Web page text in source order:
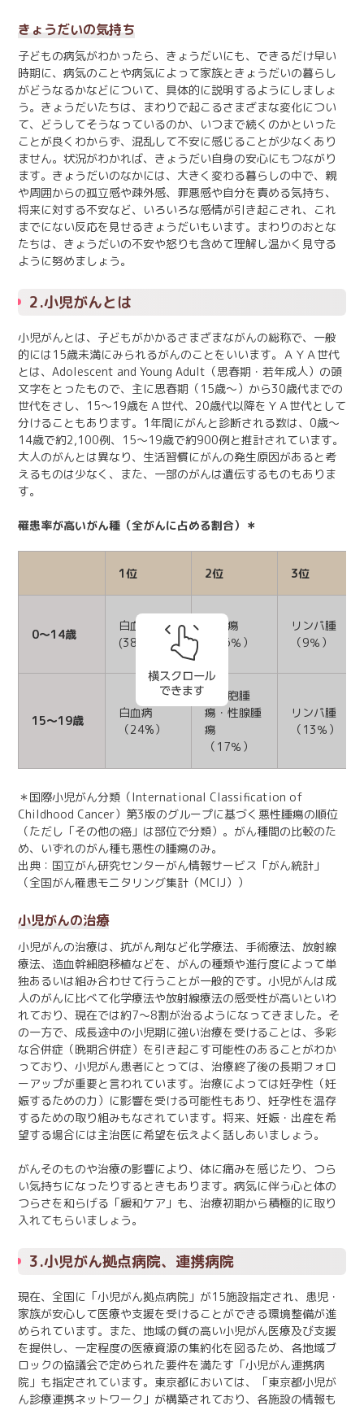
きょうだいの気持ち
子どもの病気がわかったら、きょうだいにも、できるだけ早い
時期に、病気のことや病気によって家族ときょうだいの暮らし
がどうなるかなどについて、具体的に説明するようにしましょ
う。きょうだいたちは、まわりで起こるさまざまな変化につい
て、どうしてそうなっているのか、いつまで続くのかといった
ことが良くわからず、混乱して不安に感じることが少なくあり
ません。状況がわかれば、きょうだい自身の安心にもつながり
ます。きょうだいのなかには、大きく変わる暮らしの中で、親
や周囲からの孤立感や疎外感、罪悪感や自分を責める気持ち、
将来に対する不安など、いろいろな感情が引き起こされ、これ
までにない反応を見せるきょうだいもいます。まわりのおとな
たちは、きょうだいの不安や怒りも含めて理解し温かく見守る
ように努めましょう。
2.小児がんとは
小児がんとは、子どもがかかるさまざまながんの総称で、一般
的には15歳未満にみられるがんのことをいいます。ＡＹＡ世代
とは、Adolescent and Young Adult（思春期・若年成人）の頭
文字をとったもので、主に思春期（15歳～）から30歳代までの
世代をさし、15～19歳をＡ世代、20歳代以降をＹＡ世代として
分けることもあります。1年間にがんと診断される数は、0歳～
14歳で約2,100例、15～19歳で約900例と推計されています。
大人のがんとは異なり、生活習慣にがんの発生原因があると考
えるものは少なく、また、一部のがんは遺伝するものもありま
す。
罹患率が高いがん種（全がんに占める割合）＊
1位 2位 3位
0～14歳
白血病
(38％)
脳腫瘍
（16％）
リンパ腫
（9％）
15～19歳
白血病
（24%）
胚細胞腫
瘍・性腺腫
瘍
（17％）
リンパ腫
（13％）
＊国際小児がん分類（International Classification of
Childhood Cancer）第3版のグループに基づく悪性腫瘍の順位
（ただし「その他の癌」は部位で分類）。がん種間の比較のた
め、いずれのがん種も悪性の腫瘍のみ。
出典：国立がん研究センターがん情報サービス「がん統計」
（全国がん罹患モニタリング集計（MCIJ））
小児がんの治療
小児がんの治療は、抗がん剤など化学療法、手術療法、放射線
療法、造血幹細胞移植などを、がんの種類や進行度によって単
独あるいは組み合わせて行うことが一般的です。小児がんは成
人のがんに比べて化学療法や放射線療法の感受性が高いといわ
れており、現在では約7～8割が治るようになってきました。そ
の一方で、成長途中の小児期に強い治療を受けることは、多彩
な合併症（晩期合併症）を引き起こす可能性のあることがわか
っており、小児がん患者にとっては、治療終了後の長期フォロ
ーアップが重要と言われています。治療によっては妊孕性（妊
娠するための力）に影響を受ける可能性もあり、妊孕性を温存
するための取り組みもなされています。将来、妊娠・出産を希
望する場合には主治医に希望を伝えよく話しあいましょう。
がんそのものや治療の影響により、体に痛みを感じたり、つら
い気持ちになったりするときもあります。病気に伴う心と体の
つらさを和らげる「緩和ケア」も、治療初期から積極的に取り
入れてもらいましょう。
3.小児がん拠点病院、連携病院
現在、全国に「小児がん拠点病院」が15施設指定され、患児・
家族が安心して医療や支援を受けることができる環境整備が進
められています。また、地域の質の高い小児がん医療及び支援
を提供し、一定程度の医療資源の集約化を図るため、各地域ブ
ロックの協議会で定められた要件を満たす「小児がん連携病
院」も指定されています。東京都においては、「東京都小児が
ん診療連携ネットワーク」が構築されており、各施設の情報も